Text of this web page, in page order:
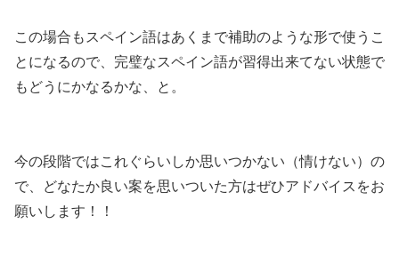
この場合もスペイン語はあくまで補助のような形で使うこ
とになるので、完璧なスペイン語が習得出来てない状態で
もどうにかなるかな、と。
今の段階ではこれぐらいしか思いつかない（情けない）の
で、どなたか良い案を思いついた方はぜひアドバイスをお
願いします！！